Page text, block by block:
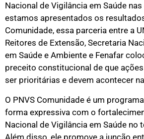
Nacional de Vigilância em Saúde
estamos apresentados os
Comunidade, essa parceria entre a
Reitores de Extensão, Secretaria
em Saúde e Ambiente e Fenafar
preceito constitucional de que
ser prioritárias e devem acontecer
O PNVS Comunidade é um
forma expressiva com o
Nacional de Vigilância em Saúde no
Além disso, ele promove a junção